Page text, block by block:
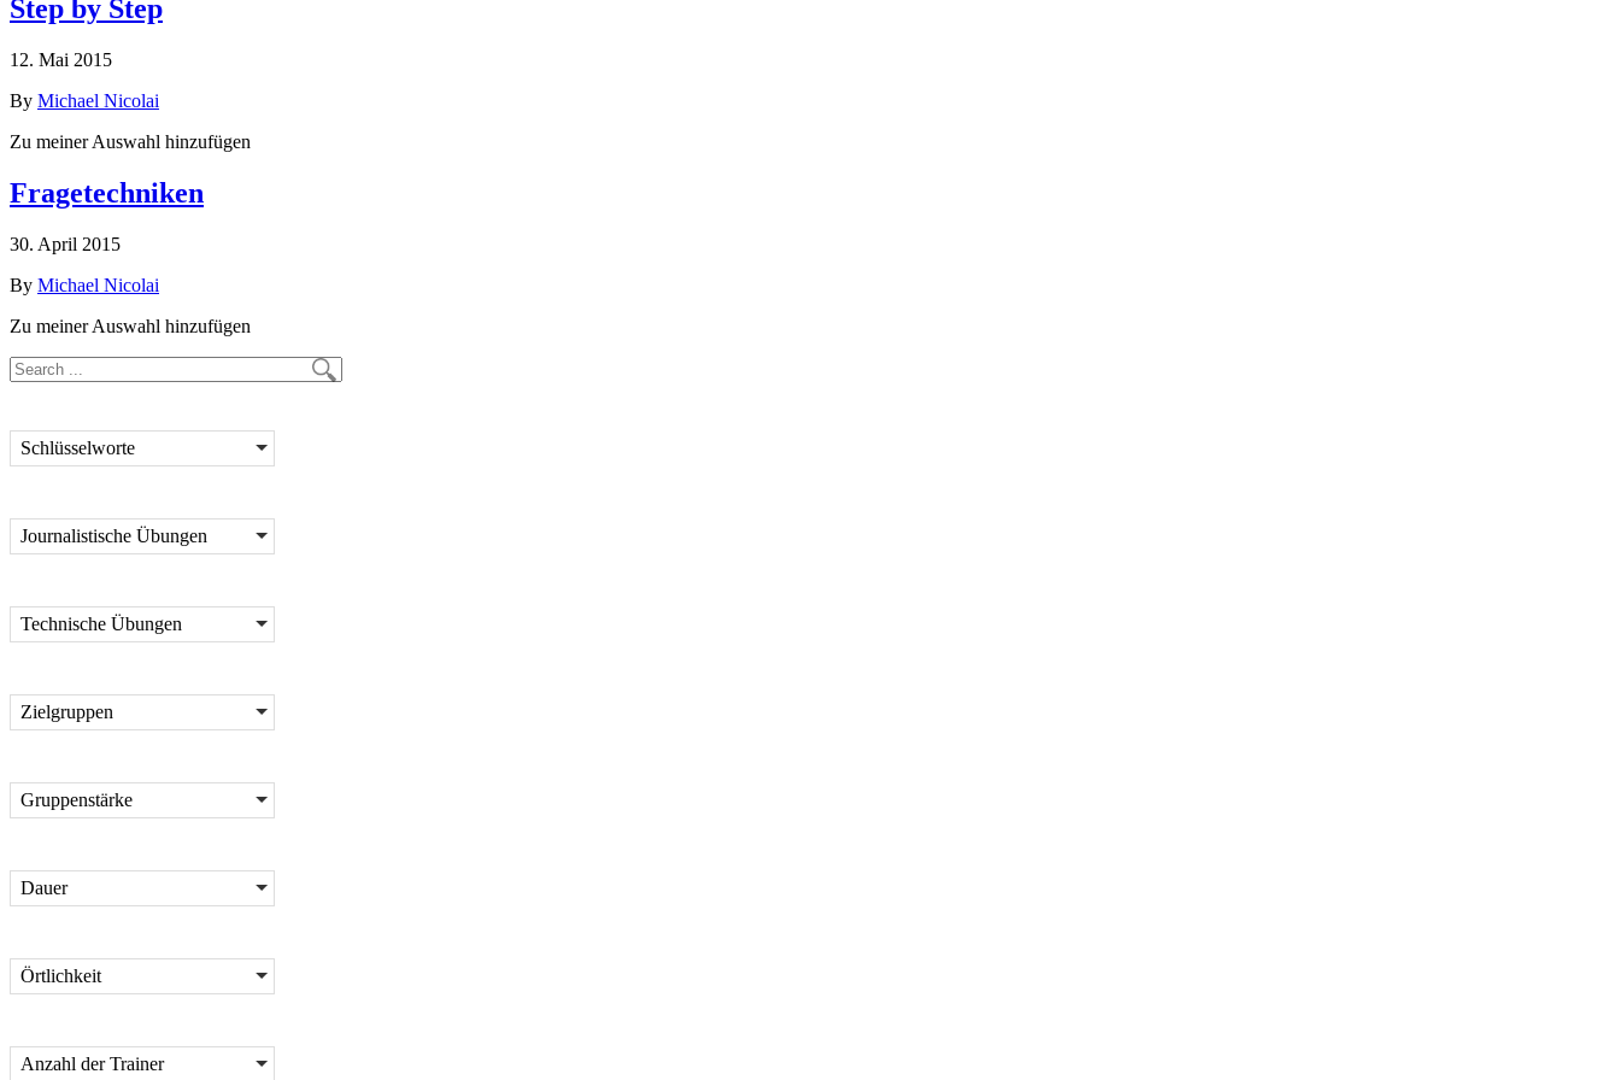
Step by Step
12. Mai 2015
By Michael Nicolai
Zu meiner Auswahl hinzufügen
Fragetechniken
30. April 2015
By Michael Nicolai
Zu meiner Auswahl hinzufügen
Schlüsselworte
Journalistische Übungen
Technische Übungen
Zielgruppen
Gruppenstärke
Dauer
Örtlichkeit
Anzahl der Trainer